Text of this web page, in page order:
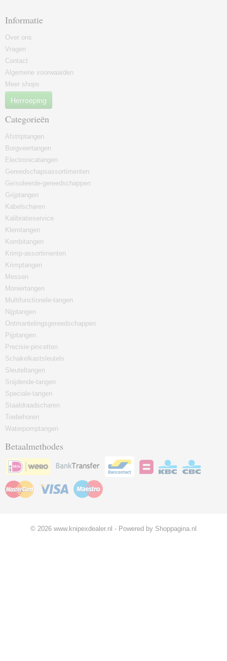
Informatie
Over ons
Vragen
Contact
Algemene voorwaarden
Meer shops
Herroeping
Categorieën
Afstriptangen
Borgveertangen
Electronicatangen
Gereedschapsassortimenten
Geïsoleerde-gereedschappen
Grijptangen
Kabelscharen
Kalibratieservice
Klemtangen
Kombitangen
Krimp-assortimenten
Krimptangen
Messen
Moniertangen
Multifunctionele-tangen
Nijptangen
Ontmantelingsgereedschappen
Pijptangen
Precisie-pincetten
Schakelkastsleutels
Sleuteltangen
Snijdende-tangen
Speciale-tangen
Staaldraadscharen
Toebehoren
Waterpomptangen
Betaalmethodes
© 2026 www.knipexdealer.nl - Powered by Shoppagina.nl